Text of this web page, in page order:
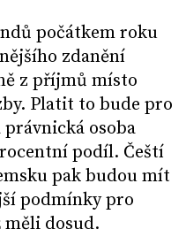
počátkem roku
zdanění
z příjmů místo
Platit to bude pro
osoba
podíl. Čeští
pak budou mít
podmínky pro
měli dosud.